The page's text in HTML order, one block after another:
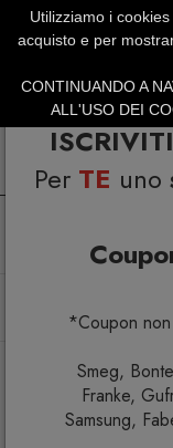
Per TE uno
*Coupon
Smeg,
Franke,
Samsung,
SUMMER
Utilizziamo i
acquisto e per
CONTINUANDO A
ALL'USO DEI